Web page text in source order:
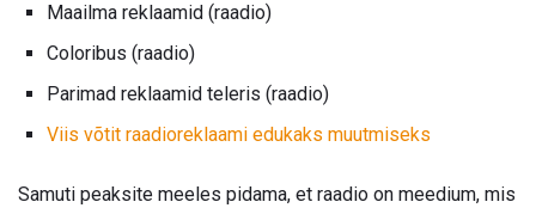
Maailma reklaamid (raadio)
Coloribus (raadio)
Parimad reklaamid teleris (raadio)
Viis võtit raadioreklaami edukaks muutmiseks
Samuti peaksite meeles pidama, et raadio on meedium, mis